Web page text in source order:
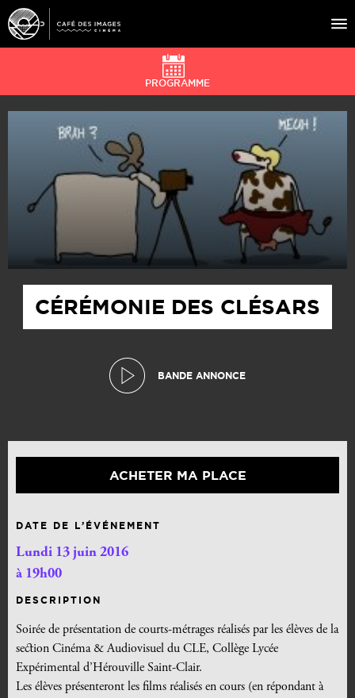
À L’AFFICHE
ÉVÉNEMENTS
CAFÉ DU CINÉ
PRATIQUE
ÉDUCATION AUX IMAGES
PROGRAMME
CÉRÉMONIE DES CLÉSARS
BANDE ANNONCE
ACHETER MA PLACE
DATE DE L’ÉVÉNEMENT
Lundi 13 juin 2016
à 19h00
DESCRIPTION
Soirée de présentation de courts-métrages réalisés par les élèves de la
section Cinéma & Audiovisuel du CLE, Collège Lycée
Expérimental d’Hérouville Saint-Clair.
Les élèves présenteront les films réalisés en cours (en répondant à